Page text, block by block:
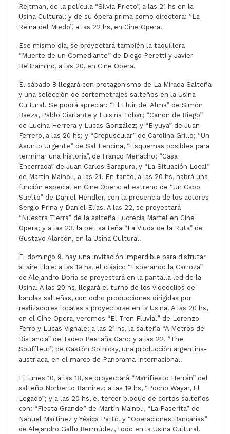
Rejtman, de la película “Silvia Prieto”, a las 21 hs en la
Usina Cultural; y de su ópera prima como directora: “La
Reina del Miedo”, a las 22 hs, en Cine Opera.
Ese mismo día, se proyectará también la taquillera
“Muerte de un Comediante” de Diego Peretti y Javier
Beltramino, a las 20, en Cine Opera.
El sábado 8 llegará con protagonismo de La Mirada Salteña
y una selección de cortometrajes salteños en la Usina
Cultural. Se podrá apreciar: “El Fluir del Alma” de Simón
Baeza, Pablo Ciarlante y Luisina Tobar; “Canon de Riego”
de Lucina Herrera y Lucas González; y “Biyuya” de Juan
Ferrero, a las 20 hs; y “Crepuscular” de Carolina Grillo; “Un
Asunto Urgente” de Sal Lencina, “Esquemas posibles para
terminar una historia”, de Franco Menacho; “Casa
Encerrada” de Juan Carlos Sarapura, y “La Situación Local”
de Martín Mainoli, a las 21. En tanto, a las 20 hs, habrá una
función especial en Cine Opera: el estreno de “Un Cabo
Suelto” de Daniel Hendler, con la presencia de los actores
Sergio Prina y Daniel Elías. A las 22, se proyectará
“Nuestra Tierra” de la salteña Lucrecia Martel en Cine
Opera; y a las 23, la peli salteña “La Viuda de la Ruta” de
Gustavo Alarcón, en la Usina Cultural.
El domingo 9, hay una invitación imperdible para disfrutar
al aire libre: a las 19 hs, el clásico “Esperando la Carroza”
de Alejandro Doria se proyectará en la pantalla led de la
Usina. A las 20 hs, llegará el turno de los videoclips de
bandas salteñas, con ocho producciones dirigidas por
realizadores locales a proyectarse en la Usina. A las 20 hs,
en el Cine Opera, veremos “El Tren Fluvial” de Lorenzo
Ferro y Lucas Vignale; a las 21 hs, la salteña “A Metros de
Distancia” de Tadeo Pestaña Caro; y a las 22, “The
Souffleur”, de Gastón Solnicky, una producción argentina-
austriaca, en el marco de Panorama Internacional.
El lunes 10, a las 18, se proyectará “Manifiesto Herrán” del
salteño Norberto Ramírez; a las 19 hs, “Pocho Wayar, El
Legado”; y a las 20 hs, el tercer bloque de cortos salteños
con: “Fiesta Grande” de Martín Mainoli, “La Paserita” de
Nahuel Martínez y Yésica Pattó, y “Operaciones Bancarias”
de Alejandro Gallo Bermúdez, todo en la Usina Cultural.